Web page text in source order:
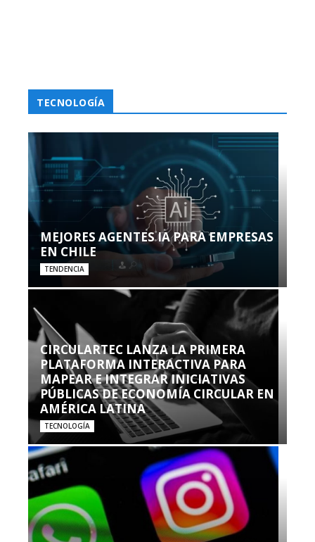
TECNOLOGÍA
MEJORES AGENTES IA PARA EMPRESAS
EN CHILE
TENDENCIA
CIRCULARTEC LANZA LA PRIMERA
PLATAFORMA INTERACTIVA PARA
MAPEAR E INTEGRAR INICIATIVAS
PÚBLICAS DE ECONOMÍA CIRCULAR EN
AMÉRICA LATINA
TECNOLOGÍA